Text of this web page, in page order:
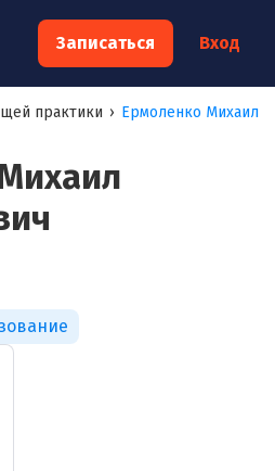
Записаться Вход
практики › Ермоленко Михаил
×
консультацию к